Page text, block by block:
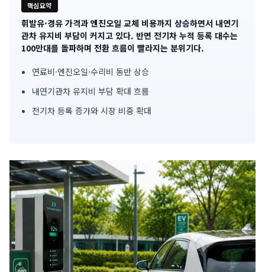
핵심요약
기
사
핵
심
휘발유·경유 가격과 엔진오일 교체 비용까지 상승하면서 내연기
관차 유지비 부담이 커지고 있다. 반면 전기차 누적 등록 대수는
100만대를 돌파하며 전환 흐름이 빨라지는 분위기다.
연료비·엔진오일·수리비 동반 상승
내연기관차 유지비 부담 확대 흐름
전기차 등록 증가와 시장 비중 확대